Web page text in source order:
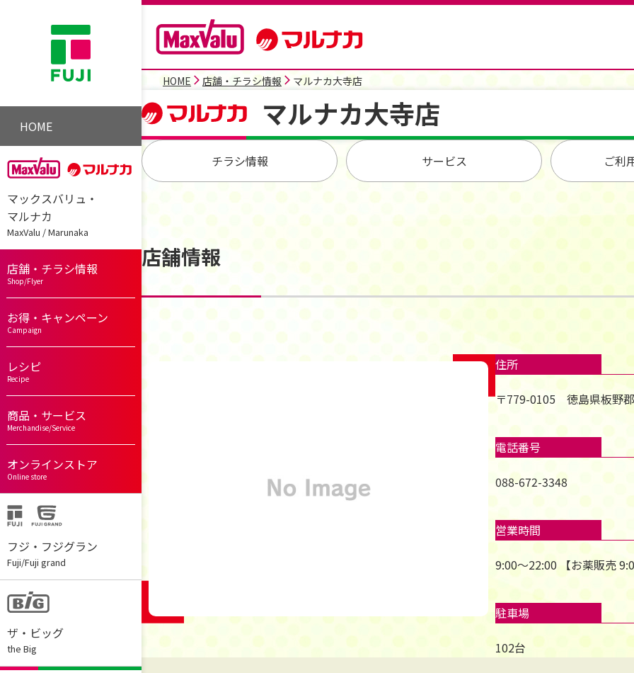
HOME
フジ・フジグラン
Fuji/Fuji grand
マックスバリュ・
マルナカ
MaxValu / Marunaka
店舗・チラシ情報
Shop/Flyer
お得・キャンペーン
Campaign
レシピ
Recipe
商品・サービス
Merchandise/Service
オンラインストア
Online store
ザ・ビッグ
the Big
HOME 店舗・チラシ情報 マルナカ大寺店
マルナカ大寺店
チラシ情報 サービス ご利
店舗情報
住所
〒779-0105 徳島県板野
電話番号
088-672-3348
営業時間
9:00～22:00 【お薬販売
駐車場
102台